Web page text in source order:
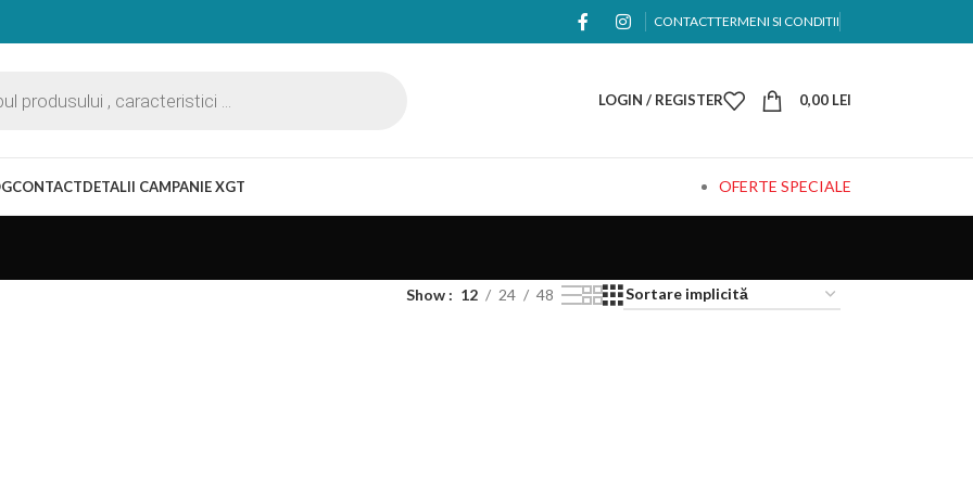
CONTACTTERMENI SI CONDITII
LOGIN / REGISTER 0,00 LEI
CONTACTDETALII CAMPANIE XGT OFERTE SPECIALE
Show 12 24 48